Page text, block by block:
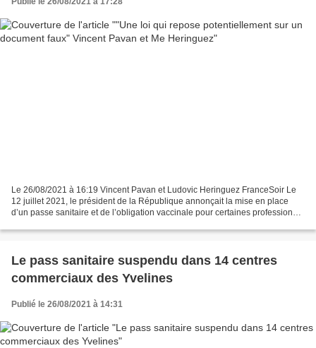
Le 26/08/2021 à 16:19 Vincent Pavan et Ludovic Heringuez FranceSoir Le
12 juillet 2021, le président de la République annonçait la mise en place
d’un passe sanitaire et de l’obligation vaccinale pour certaines professions
Le pass sanitaire suspendu dans 14 centres
commerciaux des Yvelines
Publié le 26/08/2021 à 14:31